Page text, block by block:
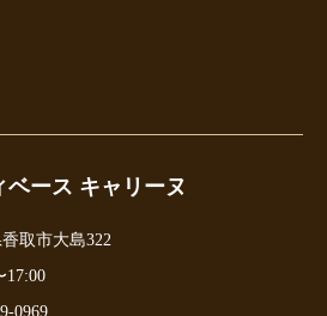
ベース キャリーヌ
取市大島322
17:00
0969